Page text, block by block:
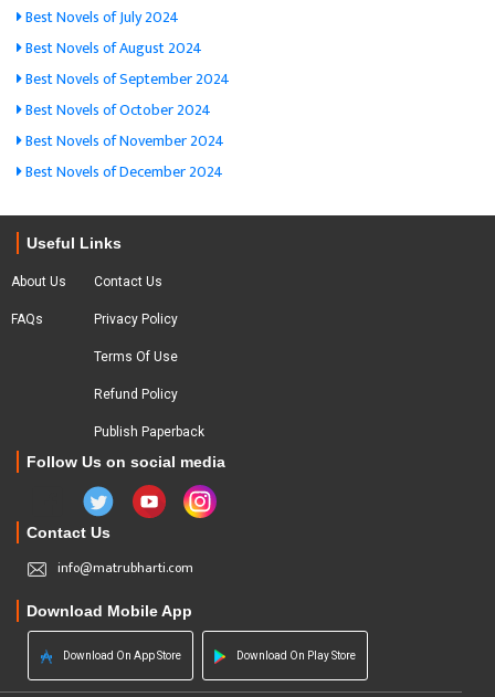
Best Novels of July 2024
Best Novels of August 2024
Best Novels of September 2024
Best Novels of October 2024
Best Novels of November 2024
Best Novels of December 2024
Useful Links
About Us
FAQs
Contact Us
Privacy Policy
Terms Of Use
Refund Policy
Publish Paperback
Follow Us on social media
Contact Us
info@matrubharti.com
Download Mobile App
Download On App Store Download On Play Store